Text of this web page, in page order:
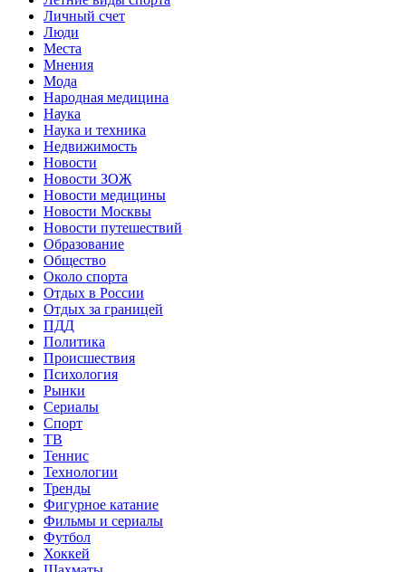
Личный счет
Люди
Места
Мнения
Мода
Народная медицина
Наука
Наука и техника
Недвижимость
Новости
Новости ЗОЖ
Новости медицины
Новости Москвы
Новости путешествий
Образование
Общество
Около спорта
Отдых в России
Отдых за границей
ПДД
Политика
Происшествия
Психология
Рынки
Сериалы
Спорт
ТВ
Теннис
Технологии
Тренды
Фигурное катание
Фильмы и сериалы
Футбол
Хоккей